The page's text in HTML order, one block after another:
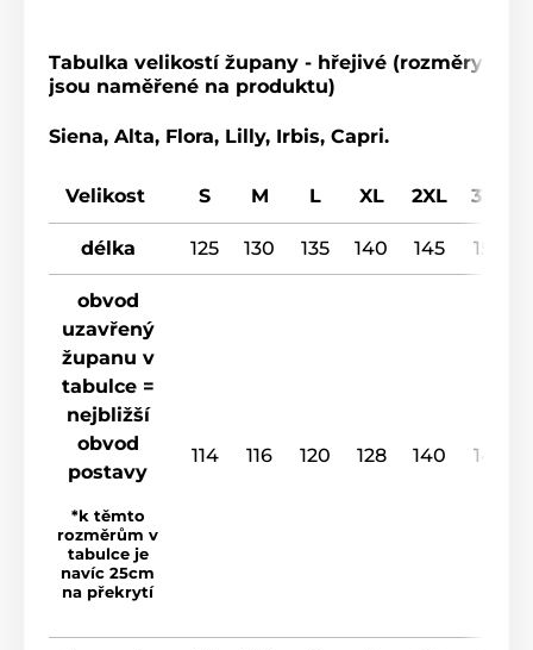
Tabulka velikostí župany - hřejivé (rozměry
jsou naměřené na produktu)
Siena, Alta, Flora, Lilly, Irbis, Capri.
Velikost S M L XL 2XL 3XL
délka 125 130 135 140 145 150
obvod
uzavřený
županu v
tabulce =
nejbližší
obvod
postavy
*k těmto
rozměrům v
tabulce je
navíc 25cm
na překrytí
114 116 120 128 140 148